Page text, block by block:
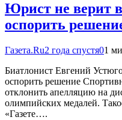
Юрист не верит
оспорить
Газета.Ru2 года спустя01
Биатлонист Евгений
оспорить решение
отклонить апелляцию на
олимпийских медалей.
«Газете….